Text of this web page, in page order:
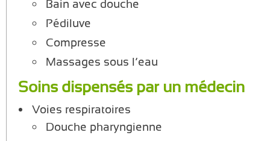
Bain avec douche
Pédiluve
Compresse
Massages sous l’eau
Soins dispensés par un médecin
Voies respiratoires
Douche pharyngienne